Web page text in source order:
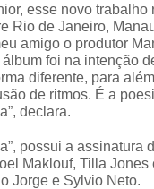
esse novo trabalho
Rio de Janeiro,
amigo o produtor
foi na intenção
diferente, para
de ritmos. É a
declara.
possui a assinatura
Maklouf, Tilla Jones
Jorge e Sylvio Neto.